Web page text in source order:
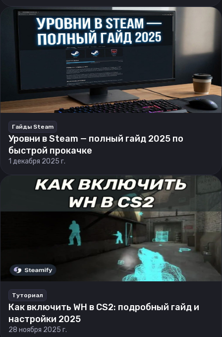
Гайды Steam
Уровни в Steam — полный гайд 2025 по
быстрой прокачке
1 декабря 2025 г.
Туториал
Как включить WH в CS2: подробный гайд и
настройки 2025
28 ноября 2025 г.